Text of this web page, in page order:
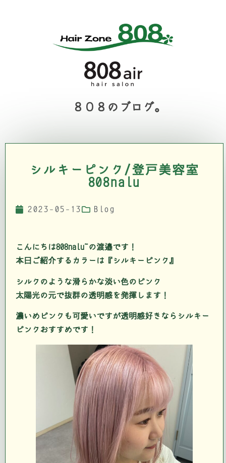
８０８のブログ。
シルキーピンク/登戸美容室
808nalu
2023-05-13 Blog
こんにちは808nalu の渡邉です！
本日ご紹介するカラーは『シルキーピンク』
シルクのような滑らかな淡い色のピンク
太陽光の元で抜群の透明感を発揮します！
濃いめピンクも可愛いですが透明感好きならシルキー
ピンクおすすめです！